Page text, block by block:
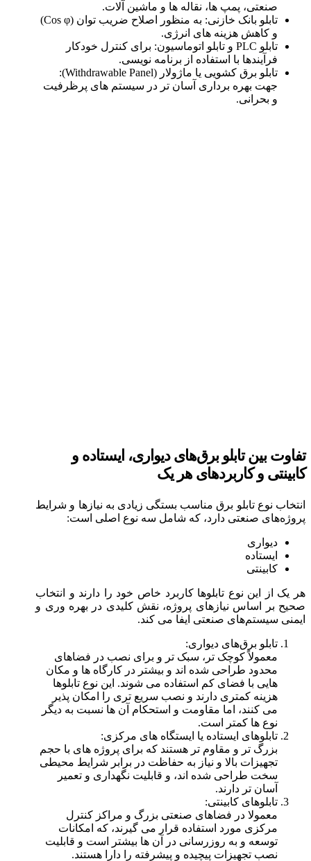
صنعتی، پمپ‌ ها، نقاله‌ ها و ماشین‌ آلات.
تابلو بانک خازنی: به‌ منظور اصلاح ضریب توان (Cos φ)
و کاهش هزینه‌ های انرژی.
تابلو PLC و تابلو اتوماسیون: برای کنترل خودکار
فرآیندها با استفاده از برنامه‌ نویسی.
تابلو برق کشویی یا ماژولار (Withdrawable Panel):
جهت بهره‌ برداری آسان‌ تر در سیستم‌ های پرظرفیت
و بحرانی.
تفاوت بین تابلو برق‌های دیواری، ایستاده و
کابینتی و کاربردهای هر یک
انتخاب نوع تابلو برق مناسب بستگی زیادی به نیازها و شرایط
پروژه‌های صنعتی دارد، که شامل سه نوع اصلی است:
دیواری
ایستاده
کابینتی
هر یک از این نوع تابلوها کاربرد خاص خود را دارند و انتخاب
صحیح بر اساس نیازهای پروژه، نقش کلیدی در بهره‌ وری و
ایمنی سیستم‌های صنعتی ایفا می‌ کند.
تابلو برق‌های دیواری:
معمولاً کوچک‌ تر، سبک‌ تر و برای نصب در فضاهای
محدود طراحی شده‌ اند و بیشتر در کارگاه‌ ها و مکان‌
هایی با فضای کم استفاده می‌ شوند. این نوع تابلوها
هزینه کمتری دارند و نصب سریع‌ تری را امکان‌ پذیر
می‌ کنند، اما مقاومت و استحکام آن‌ ها نسبت به دیگر
نوع‌ ها کمتر است.
تابلوهای ایستاده یا ایستگاه‌ های مرکزی:
بزرگ‌ تر و مقاوم‌ تر هستند که برای پروژه‌ های با حجم
تجهیزات بالا و نیاز به حفاظت در برابر شرایط محیطی
سخت طراحی شده‌ اند، و قابلیت نگهداری و تعمیر
آسان‌ تر دارند.
تابلوهای کابینتی:
معمولا در فضاهای صنعتی بزرگ و مراکز کنترل
مرکزی مورد استفاده قرار می‌ گیرند، که امکانات
توسعه و به‌ روزرسانی در آن‌ ها بیشتر است و قابلیت
نصب تجهیزات پیچیده و پیشرفته را دارا هستند.